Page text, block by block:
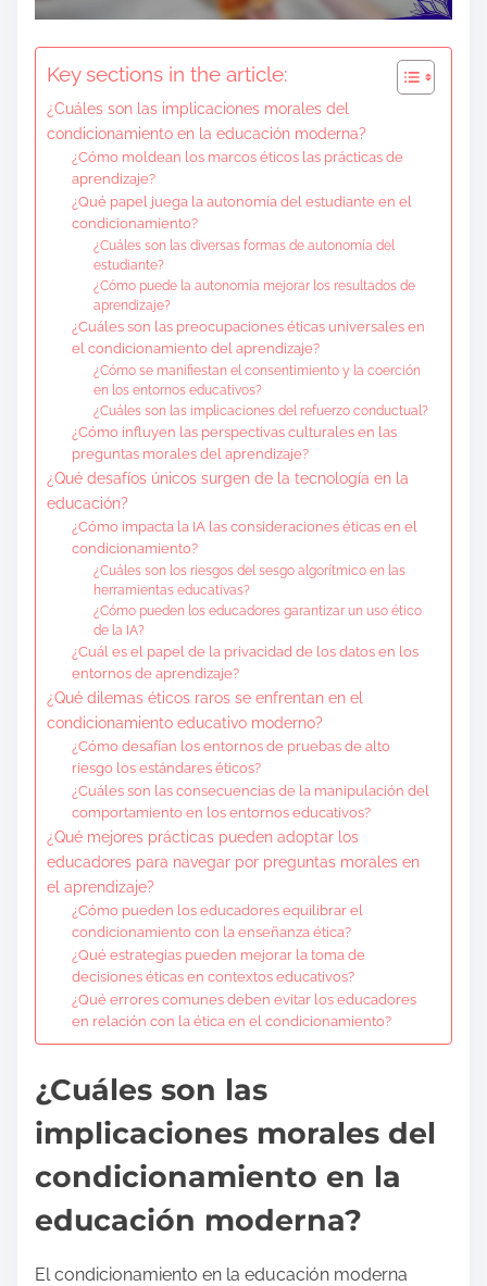
Key sections in the article:
¿Cuáles son las implicaciones morales del
condicionamiento en la educación moderna?
¿Cómo moldean los marcos éticos las prácticas de
aprendizaje?
¿Qué papel juega la autonomía del estudiante en el
condicionamiento?
¿Cuáles son las diversas formas de autonomía del
estudiante?
¿Cómo puede la autonomía mejorar los resultados de
aprendizaje?
¿Cuáles son las preocupaciones éticas universales en
el condicionamiento del aprendizaje?
¿Cómo se manifiestan el consentimiento y la coerción
en los entornos educativos?
¿Cuáles son las implicaciones del refuerzo conductual?
¿Cómo influyen las perspectivas culturales en las
preguntas morales del aprendizaje?
¿Qué desafíos únicos surgen de la tecnología en la
educación?
¿Cómo impacta la IA las consideraciones éticas en el
condicionamiento?
¿Cuáles son los riesgos del sesgo algorítmico en las
herramientas educativas?
¿Cómo pueden los educadores garantizar un uso ético
de la IA?
¿Cuál es el papel de la privacidad de los datos en los
entornos de aprendizaje?
¿Qué dilemas éticos raros se enfrentan en el
condicionamiento educativo moderno?
¿Cómo desafían los entornos de pruebas de alto
riesgo los estándares éticos?
¿Cuáles son las consecuencias de la manipulación del
comportamiento en los entornos educativos?
¿Qué mejores prácticas pueden adoptar los
educadores para navegar por preguntas morales en
el aprendizaje?
¿Cómo pueden los educadores equilibrar el
condicionamiento con la enseñanza ética?
¿Qué estrategias pueden mejorar la toma de
decisiones éticas en contextos educativos?
¿Qué errores comunes deben evitar los educadores
en relación con la ética en el condicionamiento?
¿Cuáles son las
implicaciones morales del
condicionamiento en la
educación moderna?
El condicionamiento en la educación moderna